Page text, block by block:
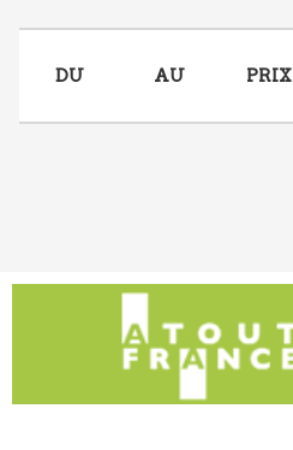
DU AU PRIX